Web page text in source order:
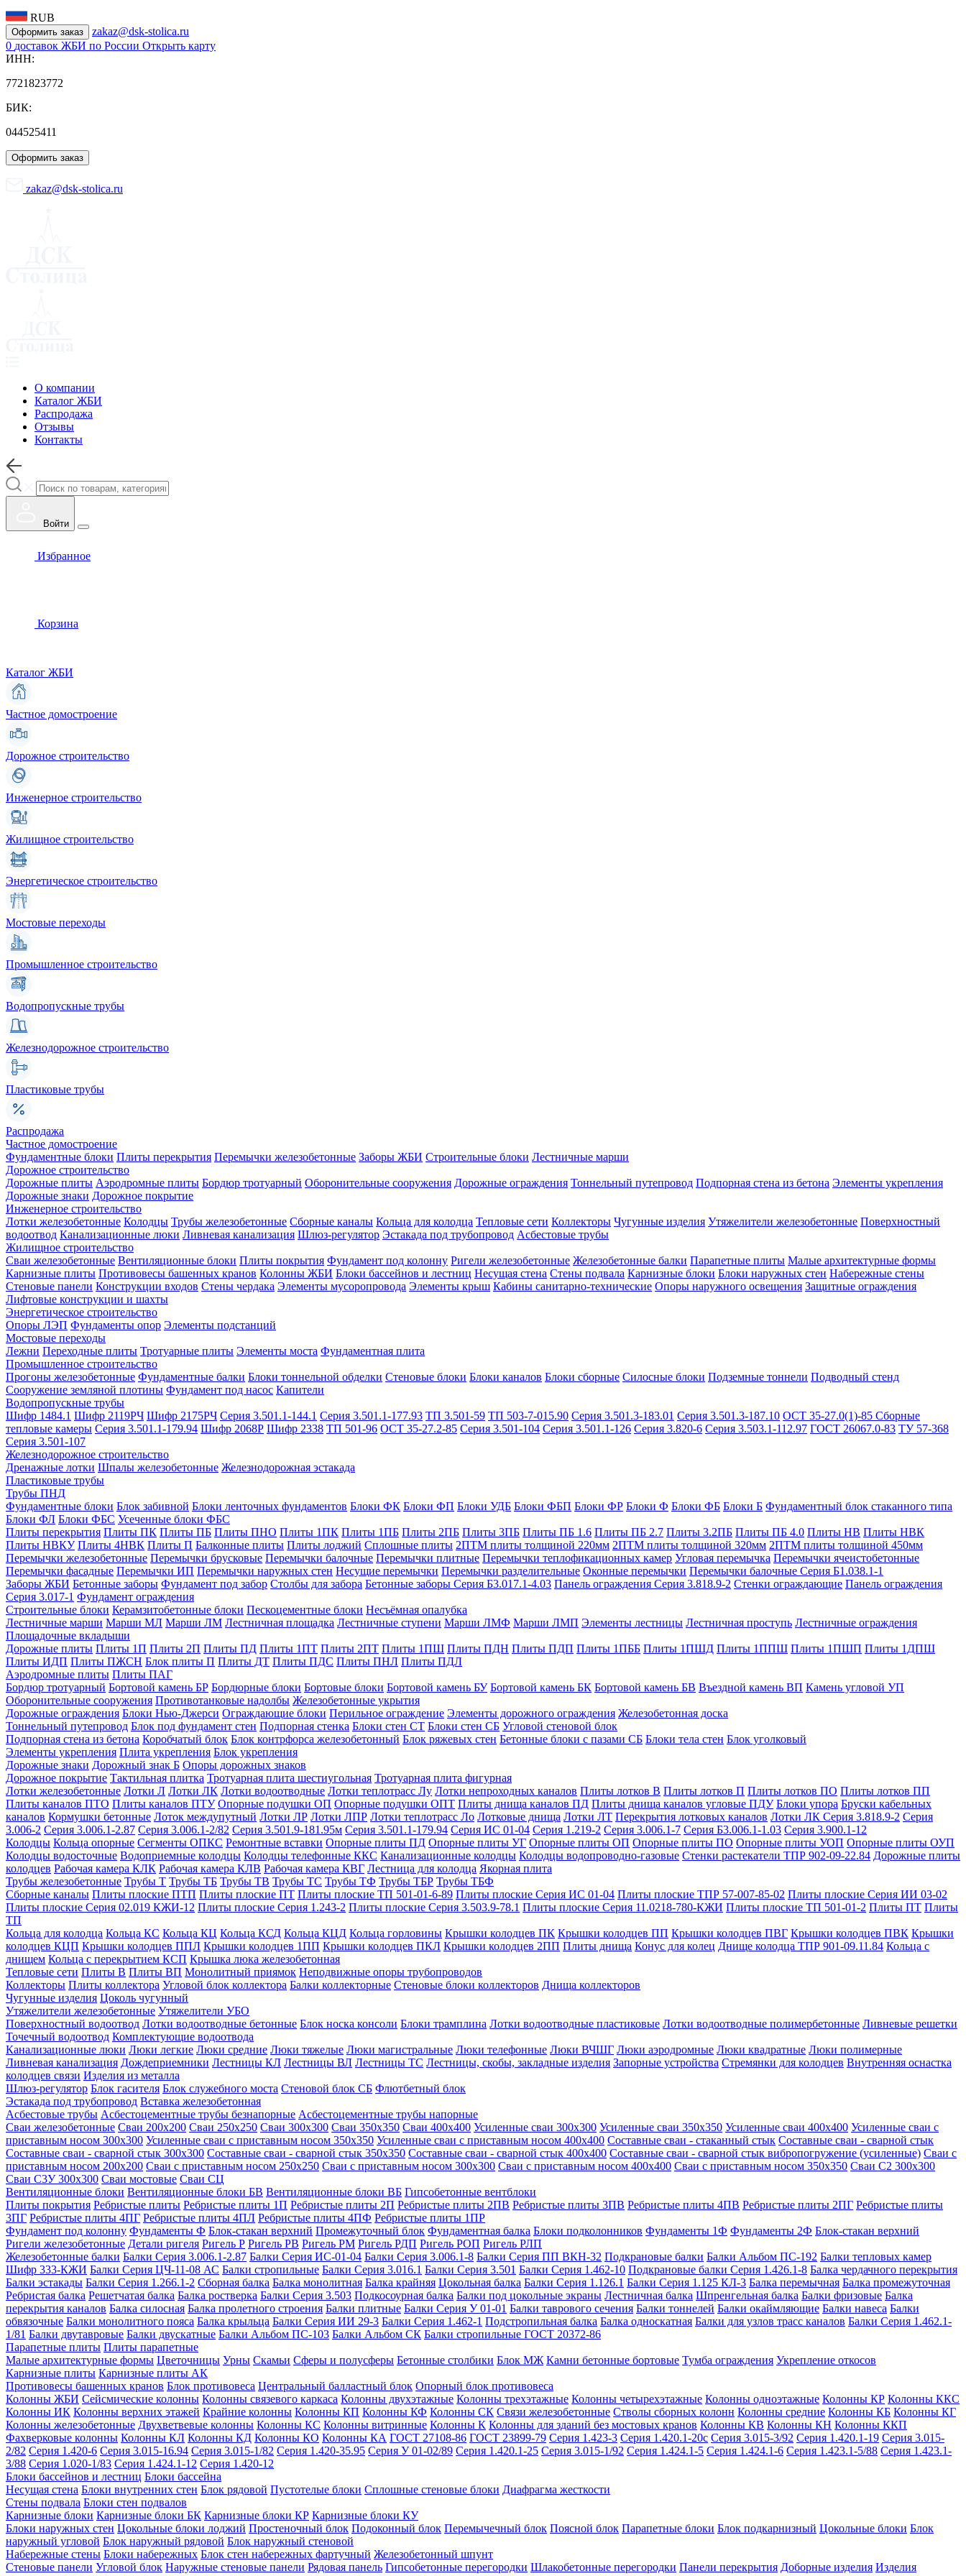
RUB
Оформить заказ
zakaz@dsk-stolica.ru
0 доставок ЖБИ по России Открыть карту
ИНН:
7721823772
БИК:
044525411
Оформить заказ
zakaz@dsk-stolica.ru
О компании
Каталог ЖБИ
Распродажа
Отзывы
Контакты
Войти
Избранное
Корзина
Каталог ЖБИ
Частное домостроение
Дорожное строительство
Инженерное строительство
Жилищное строительство
Энергетическое строительство
Мостовые переходы
Промышленное строительство
Водопропускные трубы
Железнодорожное строительство
Пластиковые трубы
Распродажа
Частное домостроение
Фундаментные блоки Плиты перекрытия Перемычки железобетонные Заборы ЖБИ Строительные блоки Лестничные марши
Дорожное строительство
Дорожные плиты Аэродромные плиты Бордюр тротуарный Оборонительные сооружения Дорожные ограждения Тоннельный путепровод Подпорная стена из бетона Элементы укрепления
Дорожные знаки Дорожное покрытие
Инженерное строительство
Лотки железобетонные Колодцы Трубы железобетонные Сборные каналы Кольца для колодца Тепловые сети Коллекторы Чугунные изделия Утяжелители железобетонные Поверхностный
водоотвод Канализационные люки Ливневая канализация Шлюз-регулятор Эстакада под трубопровод Асбестовые трубы
Жилищное строительство
Сваи железобетонные Вентиляционные блоки Плиты покрытия Фундамент под колонну Ригели железобетонные Железобетонные балки Парапетные плиты Малые архитектурные формы
Карнизные плиты Противовесы башенных кранов Колонны ЖБИ Блоки бассейнов и лестниц Несущая стена Стены подвала Карнизные блоки Блоки наружных стен Набережные стены
Стеновые панели Конструкции входов Стены чердака Элементы мусоропровода Элементы крыш Кабины санитарно-технические Опоры наружного освещения Защитные ограждения
Лифтовые конструкции и шахты
Энергетическое строительство
Опоры ЛЭП Фундаменты опор Элементы подстанций
Мостовые переходы
Лежни Переходные плиты Тротуарные плиты Элементы моста Фундаментная плита
Промышленное строительство
Прогоны железобетонные Фундаментные балки Блоки тоннельной обделки Стеновые блоки Блоки каналов Блоки сборные Силосные блоки Подземные тоннели Подводный стенд
Сооружение земляной плотины Фундамент под насос Капители
Водопропускные трубы
Шифр 1484.1 Шифр 2119РЧ Шифр 2175РЧ Серия 3.501.1-144.1 Серия 3.501.1-177.93 ТП 3.501-59 ТП 503-7-015.90 Серия 3.501.3-183.01 Серия 3.501.3-187.10 ОСТ 35-27.0(1)-85 Сборные
тепловые камеры Серия 3.501.1-179.94 Шифр 2068Р Шифр 2338 ТП 501-96 ОСТ 35-27.2-85 Серия 3.501-104 Серия 3.501.1-126 Серия 3.820-6 Серия 3.503.1-112.97 ГОСТ 26067.0-83 ТУ 57-368
Серия 3.501-107
Железнодорожное строительство
Дренажные лотки Шпалы железобетонные Железнодорожная эстакада
Пластиковые трубы
Трубы ПНД
Фундаментные блоки Блок забивной Блоки ленточных фундаментов Блоки ФК Блоки ФП Блоки УДБ Блоки ФБП Блоки ФР Блоки Ф Блоки ФБ Блоки Б Фундаментный блок стаканного типа
Блоки ФЛ Блоки ФБС Усеченные блоки ФБС
Плиты перекрытия Плиты ПК Плиты ПБ Плиты ПНО Плиты 1ПК Плиты 1ПБ Плиты 2ПБ Плиты 3ПБ Плиты ПБ 1.6 Плиты ПБ 2.7 Плиты 3.2ПБ Плиты ПБ 4.0 Плиты НВ Плиты НВК
Плиты НВКУ Плиты 4НВК Плиты П Балконные плиты Плиты лоджий Сплошные плиты 2ПТМ плиты толщиной 220мм 2ПТМ плиты толщиной 320мм 2ПТМ плиты толщиной 450мм
Перемычки железобетонные Перемычки брусковые Перемычки балочные Перемычки плитные Перемычки теплофикационных камер Угловая перемычка Перемычки ячеистобетонные
Перемычки фасадные Перемычки ИП Перемычки наружных стен Несущие перемычки Перемычки разделительные Оконные перемычки Перемычки балочные Серия Б1.038.1-1
Заборы ЖБИ Бетонные заборы Фундамент под забор Столбы для забора Бетонные заборы Серия Б3.017.1-4.03 Панель ограждения Серия 3.818.9-2 Стенки ограждающие Панель ограждения
Серия 3.017-1 Фундамент ограждения
Строительные блоки Керамзитобетонные блоки Пескоцементные блоки Несъёмная опалубка
Лестничные марши Марши МЛ Марши ЛМ Лестничная площадка Лестничные ступени Марши ЛМФ Марши ЛМП Элементы лестницы Лестничная проступь Лестничные ограждения
Площадочные вкладыши
Дорожные плиты Плиты 1П Плиты 2П Плиты ПД Плиты 1ПТ Плиты 2ПТ Плиты 1ПШ Плиты ПДН Плиты ПДП Плиты 1ПББ Плиты 1ПШД Плиты 1ППШ Плиты 1ПШП Плиты 1ДПШ
Плиты ИДП Плиты ПЖСН Блок плиты П Плиты ДТ Плиты ПДС Плиты ПНЛ Плиты ПДЛ
Аэродромные плиты Плиты ПАГ
Бордюр тротуарный Бортовой камень БР Бордюрные блоки Бортовые блоки Бортовой камень БУ Бортовой камень БК Бортовой камень БВ Въездной камень ВП Камень угловой УП
Оборонительные сооружения Противотанковые надолбы Железобетонные укрытия
Дорожные ограждения Блоки Нью-Джерси Ограждающие блоки Перильное ограждение Элементы дорожного ограждения Железобетонная доска
Тоннельный путепровод Блок под фундамент стен Подпорная стенка Блоки стен СТ Блоки стен СБ Угловой стеновой блок
Подпорная стена из бетона Коробчатый блок Блок контрфорса железобетонный Блок ряжевых стен Бетонные блоки с пазами СБ Блоки тела стен Блок уголковый
Элементы укрепления Плита укрепления Блок укрепления
Дорожные знаки Дорожный знак Б Опоры дорожных знаков
Дорожное покрытие Тактильная плитка Тротуарная плита шестиугольная Тротуарная плита фигурная
Лотки железобетонные Лотки Л Лотки ЛК Лотки водоотводные Лотки теплотрасс Лу Лотки непроходных каналов Плиты лотков В Плиты лотков П Плиты лотков ПО Плиты лотков ПП
Плиты каналов ПТО Плиты каналов ПТУ Опорные подушки ОП Опорные подушки ОПТ Плиты днища каналов ПД Плиты днища каналов угловые ПДУ Блоки упора Бруски кабельных
каналов Кормушки бетонные Лоток междупутный Лотки ЛР Лотки ЛПР Лотки теплотрасс Ло Лотковые днища Лотки ЛТ Перекрытия лотковых каналов Лотки ЛК Серия 3.818.9-2 Серия
3.006-2 Серия 3.006.1-2.87 Серия 3.006.1-2/82 Серия 3.501.9-181.95м Серия 3.501.1-179.94 Серия ИС 01-04 Серия 1.219-2 Серия 3.006.1-7 Серия Б3.006.1-1.03 Серия 3.900.1-12
Колодцы Кольца опорные Сегменты ОПКС Ремонтные вставки Опорные плиты ПД Опорные плиты УГ Опорные плиты ОП Опорные плиты ПО Опорные плиты УОП Опорные плиты ОУП
Колодцы водосточные Водоприемные колодцы Колодцы телефонные ККС Канализационные колодцы Колодцы водопроводно-газовые Стенки растекатели ТПР 902-09-22.84 Дорожные плиты
колодцев Рабочая камера КЛК Рабочая камера КЛВ Рабочая камера КВГ Лестница для колодца Якорная плита
Трубы железобетонные Трубы Т Трубы ТБ Трубы ТВ Трубы ТС Трубы ТФ Трубы ТБР Трубы ТБФ
Сборные каналы Плиты плоские ПТП Плиты плоские ПТ Плиты плоские ТП 501-01-6-89 Плиты плоские Серия ИС 01-04 Плиты плоские ТПР 57-007-85-02 Плиты плоские Серия ИИ 03-02
Плиты плоские Серия 02.019 КЖИ-12 Плиты плоские Серия 1.243-2 Плиты плоские Серия 3.503.9-78.1 Плиты плоские Серия 11.0218-780-КЖИ Плиты плоские ТП 501-01-2 Плиты ПТ Плиты
ТП
Кольца для колодца Кольца КС Кольца КЦ Кольца КСД Кольца КЦД Кольца горловины Крышки колодцев ПК Крышки колодцев ПП Крышки колодцев ПВГ Крышки колодцев ПВК Крышки
колодцев КЦП Крышки колодцев ППЛ Крышки колодцев 1ПП Крышки колодцев ПКЛ Крышки колодцев 2ПП Плиты днища Конус для колец Днище колодца ТПР 901-09.11.84 Кольца с
днищем Кольца с перекрытием КСП Крышка люка железобетонная
Тепловые сети Плиты В Плиты ВП Монолитный приямок Неподвижные опоры трубопроводов
Коллекторы Плиты коллектора Угловой блок коллектора Балки коллекторные Стеновые блоки коллекторов Днища коллекторов
Чугунные изделия Цоколь чугунный
Утяжелители железобетонные Утяжелители УБО
Поверхностный водоотвод Лотки водоотводные бетонные Блок носка консоли Блоки трамплина Лотки водоотводные пластиковые Лотки водоотводные полимербетонные Ливневые решетки
Точечный водоотвод Комплектующие водоотвода
Канализационные люки Люки легкие Люки средние Люки тяжелые Люки магистральные Люки телефонные Люки ВЧШГ Люки аэродромные Люки квадратные Люки полимерные
Ливневая канализация Дождеприемники Лестницы КЛ Лестницы ВЛ Лестницы ТС Лестницы, скобы, закладные изделия Запорные устройства Стремянки для колодцев Внутренняя оснастка
колодцев связи Изделия из металла
Шлюз-регулятор Блок гасителя Блок служебного моста Стеновой блок СБ Флютбетный блок
Эстакада под трубопровод Вставка железобетонная
Асбестовые трубы Асбестоцементные трубы безнапорные Асбестоцементные трубы напорные
Сваи железобетонные Сваи 200х200 Сваи 250х250 Сваи 300х300 Сваи 350х350 Сваи 400х400 Усиленные сваи 300х300 Усиленные сваи 350х350 Усиленные сваи 400х400 Усиленные сваи с
приставным носом 300х300 Усиленные сваи с приставным носом 350х350 Усиленные сваи с приставным носом 400х400 Составные сваи - стаканный стык Составные сваи - сварной стык
Составные сваи - сварной стык 300х300 Составные сваи - сварной стык 350х350 Составные сваи - сварной стык 400х400 Составные сваи - сварной стык вибропогружение (усиленные) Сваи с
приставным носом 200х200 Сваи с приставным носом 250х250 Сваи с приставным носом 300х300 Сваи с приставным носом 400х400 Сваи с приставным носом 350х350 Сваи С2 300х300
Сваи С3У 300х300 Сваи мостовые Сваи СЦ
Вентиляционные блоки Вентиляционные блоки БВ Вентиляционные блоки ВБ Гипсобетонные вентблоки
Плиты покрытия Ребристые плиты Ребристые плиты 1П Ребристые плиты 2П Ребристые плиты 2ПВ Ребристые плиты 3ПВ Ребристые плиты 4ПВ Ребристые плиты 2ПГ Ребристые плиты
3ПГ Ребристые плиты 4ПГ Ребристые плиты 4ПЛ Ребристые плиты 4ПФ Ребристые плиты 1ПР
Фундамент под колонну Фундаменты Ф Блок-стакан верхний Промежуточный блок Фундаментная балка Блоки подколонников Фундаменты 1Ф Фундаменты 2Ф Блок-стакан верхний
Ригели железобетонные Детали ригеля Ригель Р Ригель РВ Ригель РМ Ригель РДП Ригель РОП Ригель РЛП
Железобетонные балки Балки Серия 3.006.1-2.87 Балки Серия ИС-01-04 Балки Серия 3.006.1-8 Балки Серия ПП ВКН-32 Подкрановые балки Балки Альбом ПС-192 Балки тепловых камер
Шифр 333-КЖИ Балки Серия ЦЧ-11-08 АС Балки стропильные Балки Серия 3.016.1 Балки Серия 3.501 Балки Серия 1.462-10 Подкрановые балки Серия 1.426.1-8 Балка чердачного перекрытия
Балки эстакады Балки Серия 1.266.1-2 Сборная балка Балка монолитная Балка крайняя Цокольная балка Балки Серия 1.126.1 Балки Серия 1.125 КЛ-3 Балка перемычная Балка промежуточная
Ребристая балка Решетчатая балка Балка ростверка Балки Серия 3.503 Подкосоурная балка Балки под цокольные экраны Лестничная балка Шпренгельная балка Балки фризовые Балка
перекрытия каналов Балка силосная Балка пролетного строения Балки плитные Балки Серия У 01-01 Балки таврового сечения Балки тоннелей Балки окаймляющие Балки навеса Балки
обвязочные Балки монолитного пояса Балка крыльца Балки Серия ИИ 29-3 Балки Серия 1.462-1 Подстропильная балка Балка односкатная Балки для узлов трасс каналов Балки Серия 1.462.1-
1/81 Балки двутавровые Балки двускатные Балки Альбом ПС-103 Балки Альбом СК Балки стропильные ГОСТ 20372-86
Парапетные плиты Плиты парапетные
Малые архитектурные формы Цветочницы Урны Скамьи Сферы и полусферы Бетонные столбики Блок МЖ Камни бетонные бортовые Тумба ограждения Укрепление откосов
Карнизные плиты Карнизные плиты АК
Противовесы башенных кранов Блок противовеса Центральный балластный блок Опорный блок противовеса
Колонны ЖБИ Сейсмические колонны Колонны связевого каркаса Колонны двухэтажные Колонны трехэтажные Колонны четырехэтажные Колонны одноэтажные Колонны КР Колонны ККС
Колонны ИК Колонны верхних этажей Крайние колонны Колонны КП Колонны КФ Колонны СК Связи железобетонные Стволы сборных колонн Колонны средние Колонны КБ Колонны КГ
Колонны железобетонные Двухветвевые колонны Колонны КС Колонны витринные Колонны К Колонны для зданий без мостовых кранов Колонны КВ Колонны КН Колонны ККП
Фахверковые колонны Колонны КЛ Колонны КД Колонны КО Колонны КА ГОСТ 27108-86 ГОСТ 23899-79 Серия 1.423-3 Серия 1.420.1-20с Серия 3.015-3/92 Серия 1.420.1-19 Серия 3.015-
2/82 Серия 1.420-6 Серия 3.015-16.94 Серия 3.015-1/82 Серия 1.420-35.95 Серия У 01-02/89 Серия 1.420.1-25 Серия 3.015-1/92 Серия 1.424.1-5 Серия 1.424.1-6 Серия 1.423.1-5/88 Серия 1.423.1-
3/88 Серия 1.020-1/83 Серия 1.424.1-12 Серия 1.420-12
Блоки бассейнов и лестниц Блоки бассейна
Несущая стена Блоки внутренних стен Блок рядовой Пустотелые блоки Сплошные стеновые блоки Диафрагма жесткости
Стены подвала Блоки стен подвалов
Карнизные блоки Карнизные блоки БК Карнизные блоки КР Карнизные блоки КУ
Блоки наружных стен Цокольные блоки лоджий Простеночный блок Подоконный блок Перемычечный блок Поясной блок Парапетные блоки Блок подкарнизный Цокольные блоки Блок
наружный угловой Блок наружный рядовой Блок наружный стеновой
Набережные стены Блоки набережных Блок стен набережных фартучный Железобетонный шпунт
Стеновые панели Угловой блок Наружные стеновые панели Рядовая панель Гипсобетонные перегородки Шлакобетонные перегородки Панели перекрытия Доборные изделия Изделия